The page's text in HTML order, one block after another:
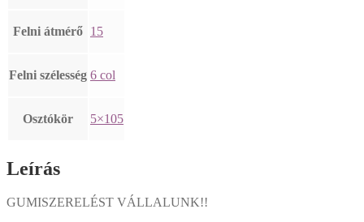
Felni átmérő 15
Felni szélesség 6 col
Osztókör 5×105
Leírás
GUMISZERELÉST VÁLLALUNK!!